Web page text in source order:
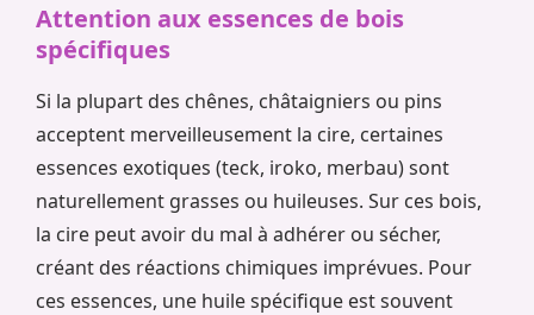
Attention aux essences de bois
spécifiques
Si la plupart des chênes, châtaigniers ou pins
acceptent merveilleusement la cire, certaines
essences exotiques (teck, iroko, merbau) sont
naturellement grasses ou huileuses. Sur ces bois,
la cire peut avoir du mal à adhérer ou sécher,
créant des réactions chimiques imprévues. Pour
ces essences, une huile spécifique est souvent